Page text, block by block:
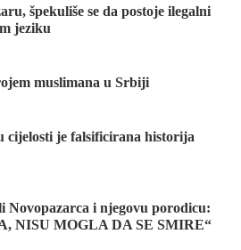
špekuliše se da postoje ilegalni
jeziku
muslimana u Srbiji
cijelosti je falsificirana historija
Novopazarca i njegovu porodicu:
NISU MOGLA DA SE SMIRE“